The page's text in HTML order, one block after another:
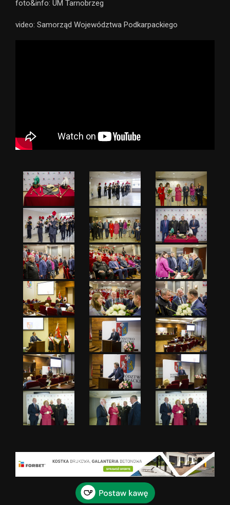
foto&info: UM Tarnobrzeg
video: Samorząd Województwa Podkarpackiego